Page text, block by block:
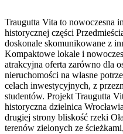
Traugutta Vita to nowoczesna
historycznej części
doskonale skomunikowane z
Kompaktowe lokale i
atrakcyjna oferta zarówno dla
nieruchomości na własne
celach inwestycyjnych, z
studentów. Projekt Traugutta
historyczna dzielnica
drugiej strony bliskość rzeki
terenów zielonych ze